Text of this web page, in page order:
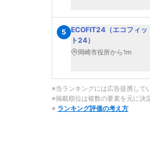
5 ECOFIT24（エコフィッ
ト24）
岡崎市役所から1m
※当ランキングには広告提携して
※掲載順位は複数の要素を元に決
※ ランキング評価の考え方